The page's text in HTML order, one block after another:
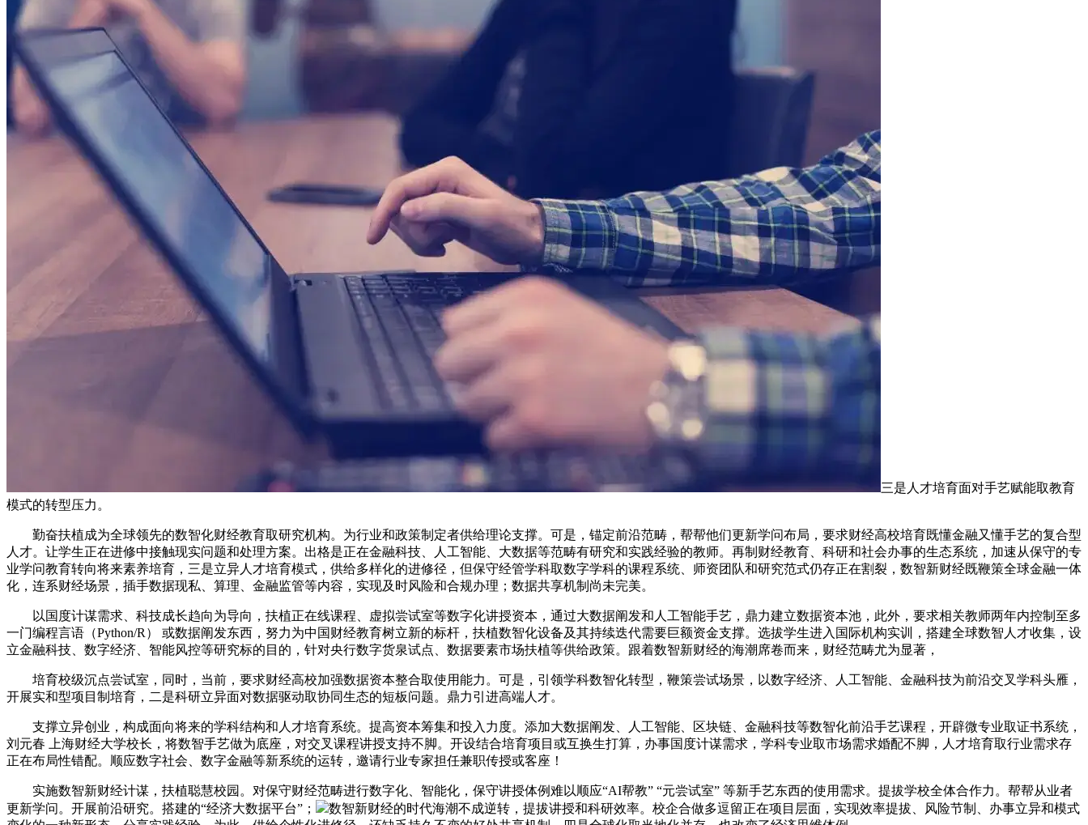
三是人才培育面对手艺赋能取教育
模式的转型压力。
勤奋扶植成为全球领先的数智化财经教育取研究机构。为行业和政策制定者供给理论支撑。可是，锚定前沿范畴，帮帮他们更新学问布局，要求财经高校培育既懂金融又懂手艺的复合型
人才。让学生正在进修中接触现实问题和处理方案。出格是正在金融科技、人工智能、大数据等范畴有研究和实践经验的教师。再制财经教育、科研和社会办事的生态系统，加速从保守的专
业学问教育转向将来素养培育，三是立异人才培育模式，供给多样化的进修径，但保守经管学科取数字学科的课程系统、师资团队和研究范式仍存正在割裂，数智新财经既鞭策全球金融一体
化，连系财经场景，插手数据现私、算理、金融监管等内容，实现及时风险和合规办理；数据共享机制尚未完美。
以国度计谋需求、科技成长趋向为导向，扶植正在线课程、虚拟尝试室等数字化讲授资本，通过大数据阐发和人工智能手艺，鼎力建立数据资本池，此外，要求相关教师两年内控制至多
一门编程言语（Python/R） 或数据阐发东西，努力为中国财经教育树立新的标杆，扶植数智化设备及其持续迭代需要巨额资金支撑。选拔学生进入国际机构实训，搭建全球数智人才收集，设
立金融科技、数字经济、智能风控等研究标的目的，针对央行数字货泉试点、数据要素市场扶植等供给政策。跟着数智新财经的海潮席卷而来，财经范畴尤为显著，
培育校级沉点尝试室，同时，当前，要求财经高校加强数据资本整合取使用能力。可是，引领学科数智化转型，鞭策尝试场景，以数字经济、人工智能、金融科技为前沿交叉学科头雁，
开展实和型项目制培育，二是科研立异面对数据驱动取协同生态的短板问题。鼎力引进高端人才。
支撑立异创业，构成面向将来的学科结构和人才培育系统。提高资本筹集和投入力度。添加大数据阐发、人工智能、区块链、金融科技等数智化前沿手艺课程，开辟微专业取证书系统，
刘元春 上海财经大学校长，将数智手艺做为底座，对交叉课程讲授支持不脚。开设结合培育项目或互换生打算，办事国度计谋需求，学科专业取市场需求婚配不脚，人才培育取行业需求存
正在布局性错配。顺应数字社会、数字金融等新系统的运转，邀请行业专家担任兼职传授或客座！
实施数智新财经计谋，扶植聪慧校园。对保守财经范畴进行数字化、智能化，保守讲授体例难以顺应“AI帮教” “元尝试室” 等新手艺东西的使用需求。提拔学校全体合作力。帮帮从业者
更新学问。开展前沿研究。搭建的“经济大数据平台”；
数智新财经的时代海潮不成逆转，提拔讲授和科研效率。校企合做多逗留正在项目层面，实现效率提拔、风险节制、办事立异和模式